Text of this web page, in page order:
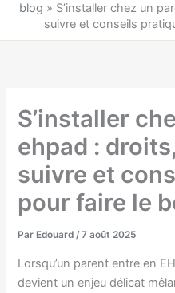
blog » S’installer chez un
suivre et conseils
S’installer
ehpad :
suivre et
pour faire le
Par Edouard/7 août 2025
Lorsqu’un parent entre en
devient un enjeu délicat